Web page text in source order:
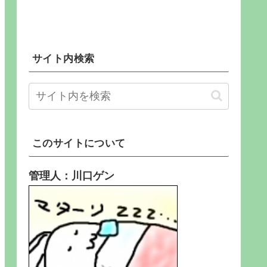
サイト内検索
このサイトについて
管理人：川口ゲン